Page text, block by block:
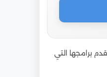
برامجها التي